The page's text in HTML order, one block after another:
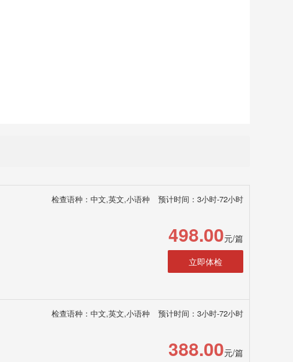
检查语种：中文,英文,小语种 预计时间：3小时-72小时
498.00元/篇
立即体检
检查语种：中文,英文,小语种 预计时间：3小时-72小时
388.00元/篇